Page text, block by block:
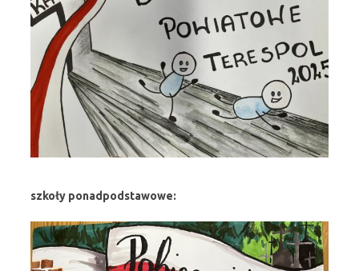
szkoły ponadpodstawowe: